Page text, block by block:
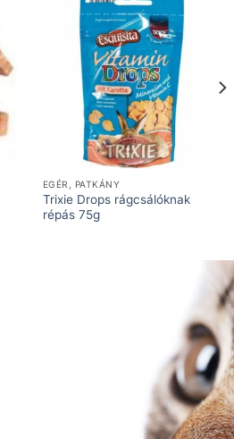
EGÉR, PATKÁNY
Trixie Drops rágcsálóknak
répás 75g